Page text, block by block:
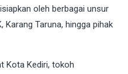
oleh berbagai unsur
Karang Taruna, hingga pihak
Kota Kediri, tokoh